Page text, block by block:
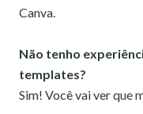
Canva.
Não tenho
templates?
Sim! Você vai ver que